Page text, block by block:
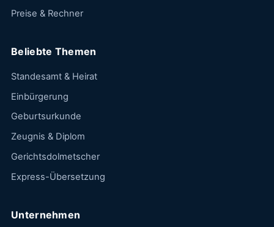
Preise & Rechner
Beliebte Themen
Standesamt & Heirat
Einbürgerung
Geburtsurkunde
Zeugnis & Diplom
Gerichtsdolmetscher
Express-Übersetzung
Unternehmen